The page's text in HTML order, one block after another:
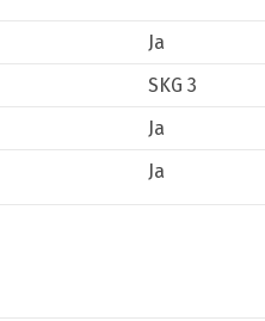
Ja
SKG 3
Ja
Ja